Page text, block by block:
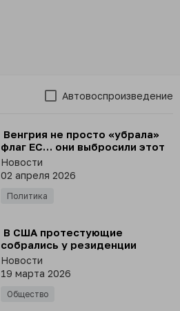
Автовоспроизведение
⁣ Венгрия не просто «убрала»
флаг ЕС… они выбросили этот
символ Брюсселя прямо из
здания парламента
Новости
02 апреля 2026
Политика
⁣ В США протестующие
собрались у резиденции
Трампа и требуют арестовать
его
Новости
19 марта 2026
Общество